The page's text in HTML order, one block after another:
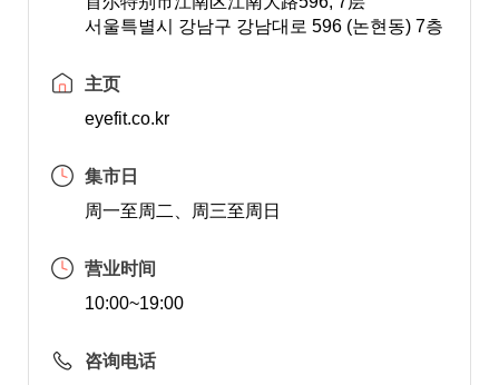
서울특별시 강남구 강남대로 596 (논현동) 7층
主页
eyefit.co.kr
集市日
周一至周二、周三至周日
营业时间
10:00~19:00
咨询电话